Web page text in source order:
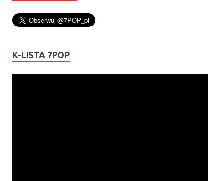
K-LISTA 7POP